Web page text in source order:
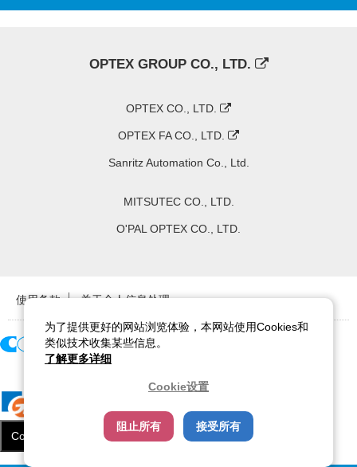
OPTEX GROUP CO., LTD.
OPTEX CO., LTD.
OPTEX FA CO., LTD.
Sanritz Automation Co., Ltd.
MITSUTEC CO., LTD.
O'PAL OPTEX CO., LTD.
使用条款 关于个人信息处理
Cookie设置
为了提供更好的网站浏览体验，本网站使用Cookies和
类似技术收集某些信息。
了解更多详细
Cookie设置
阻止所有 接受所有